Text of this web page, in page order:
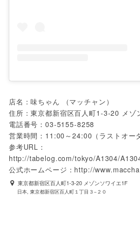
店名：味ちゃん （マッチャン）
住所：東京都新宿区百人町1-3-20 メゾ
電話番号：03-5155-8258
営業時間：11:00～24:00（ラストオー
参考URL：
http://tabelog.com/tokyo/A1304/
公式ホームページ：http://
東京都新宿区百人町1-3-20 メゾンソワイエ1F
日本, 東京都新宿区百人町１丁目３−２０